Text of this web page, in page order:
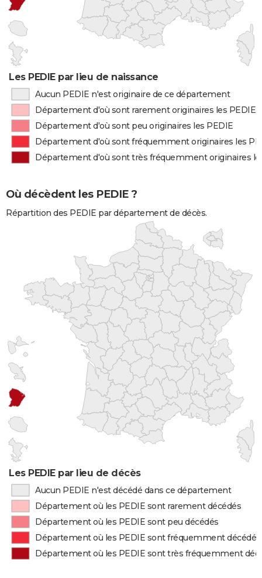
Les PEDIE par lieu de naissance
Aucun PEDIE n'est originaire de ce département
Département d'où sont rarement originaires les PEDIE
Département d'où sont peu originaires les PEDIE
Département d'où sont fréquemment originaires les
Département d'où sont très fréquemment originaires
Où décèdent les PEDIE ?
Répartition des PEDIE par département de décès.
Les PEDIE par lieu de décès
Aucun PEDIE n'est décédé dans ce département
Département où les PEDIE sont rarement décédés
Département où les PEDIE sont peu décédés
Département où les PEDIE sont fréquemment décédés
Département où les PEDIE sont très fréquemment